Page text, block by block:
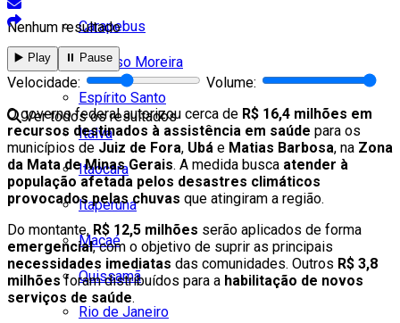
Carapebus
Cardoso Moreira
Espírito Santo
Italva
Itaocara
Itaperuna
Macaé
Quissamã
Rio de Janeiro
Nenhum resultado
Ver todos os resultados
▶️ Play ⏸️ Pause
Velocidade:
Volume:
O governo federal autorizou cerca de R$ 16,4 milhões em
recursos destinados à assistência em saúde para os
municípios de Juiz de Fora, Ubá e Matias Barbosa, na Zona
da Mata de Minas Gerais. A medida busca atender à
população afetada pelos desastres climáticos
provocados pelas chuvas que atingiram a região.
Do montante, R$ 12,5 milhões serão aplicados de forma
emergencial, com o objetivo de suprir as principais
necessidades imediatas das comunidades. Outros R$ 3,8
milhõesforam distribuídos para a habilitação de novos
serviços de saúde.